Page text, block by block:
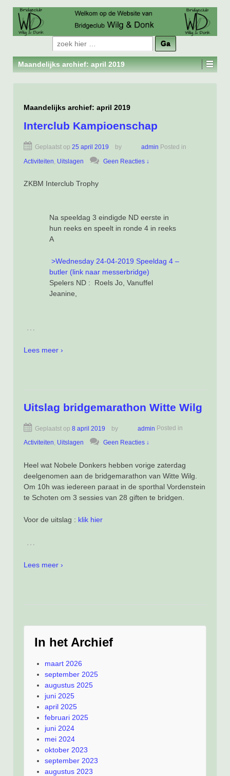
Zoeken
naar:
Maandelijks archief:april 2019
Maandelijks archief: april 2019
Interclub Kampioenschap
Geplaatst op 25 april 2019 by admin Posted in
Activiteiten Uitslagen Geen Reacties ↓
ZKBM Interclub Trophy
Na speeldag 3 eindigde ND eerste in
hun reeks en speelt in ronde 4 in reeks
A
>Wednesday 24-04-2019 Speeldag 4 –
butler (link naar messerbridge)
Spelers ND : Roels Jo, Vanuffel
Jeanine,
…
Lees meer ›
Uitslag bridgemarathon Witte Wilg
Geplaatst op 8 april 2019 by admin Posted in
Activiteiten, Uitslagen Geen Reacties ↓
Heel wat Nobele Donkers hebben vorige zaterdag
deelgenomen aan de bridgemarathon van Witte Wilg.
Om 10h was iedereen paraat in de sporthal Vordenstein
te Schoten om 3 sessies van 28 giften te bridgen.
Voor de uitslag : klik hier
…
Lees meer ›
In het Archief
maart 2026
september 2025
augustus 2025
juni 2025
april 2025
februari 2025
juni 2024
mei 2024
oktober 2023
september 2023
augustus 2023